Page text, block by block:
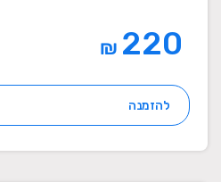
₪
להזמנה